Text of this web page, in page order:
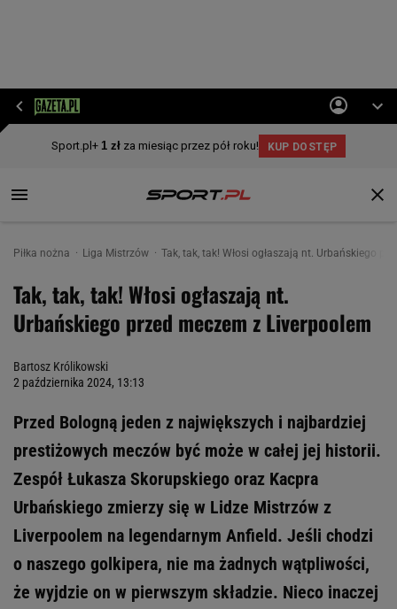
Piłka nożna Liga Mistrzów Tak, tak, tak! Włosi ogłaszają nt. Urbańskiego
Tak, tak, tak! Włosi ogłaszają nt.
Urbańskiego przed meczem z Liverpoolem
Bartosz Królikowski
2 października 2024, 13:13
Przed Bologną jeden z największych i najbardziej
prestiżowych meczów być może w całej jej historii.
Zespół Łukasza Skorupskiego oraz Kacpra
Urbańskiego zmierzy się w Lidze Mistrzów z
Liverpoolem na legendarnym Anfield. Jeśli chodzi
o naszego golkipera, nie ma żadnych wątpliwości,
że wyjdzie on w pierwszym składzie. Nieco inaczej